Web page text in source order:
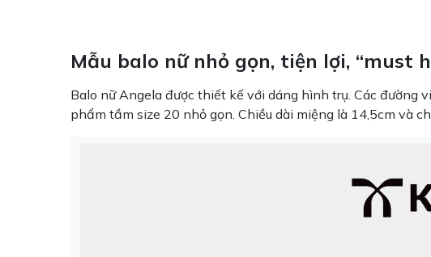
Mẫu balo nữ nhỏ gọn, tiện lợi, “must
Balo nữ Angela được thiết kế với dáng hình trụ. Các đường
phẩm tầm size 20 nhỏ gọn. Chiều dài miệng là 14,5cm và